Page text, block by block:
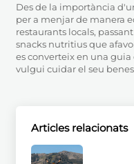
Des de la importància
per a menjar de manera
restaurants locals,
snacks nutritius que
es converteix en una
vulgui cuidar el seu
Articles relacionats